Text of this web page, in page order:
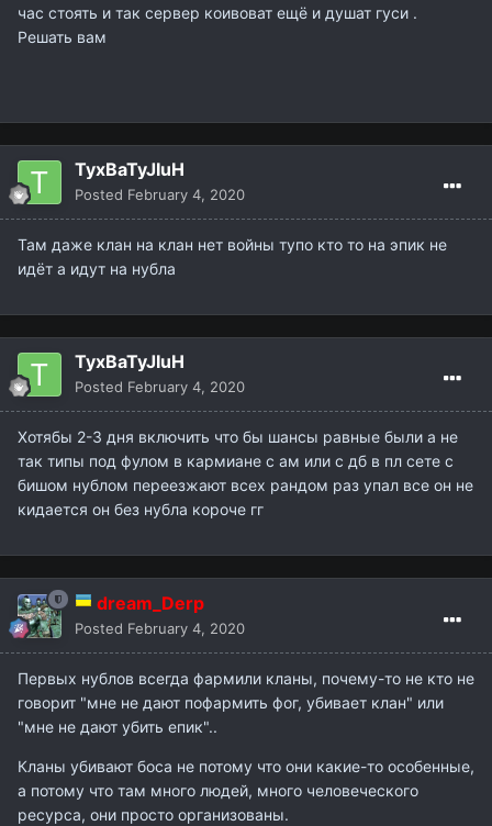
час стоять и так сервер коивоват ещё и душат гуси .
Решать вам
TyxBaTyJIuH
Posted February 4, 2020
Там даже клан на клан нет войны тупо кто то на эпик не
идёт а идут на нубла
TyxBaTyJIuH
Posted February 4, 2020
Хотябы 2-3 дня включить что бы шансы равные были а не
так типы под фулом в кармиане с ам или с дб в пл сете с
бишом нублом переезжают всех рандом раз упал все он не
кидается он без нубла короче гг
dream_Derp
Posted February 4, 2020
Первых нублов всегда фармили кланы, почему-то не кто не
говорит "мне не дают пофармить фог, убивает клан" или
"мне не дают убить епик"..
Кланы убивают боса не потому что они какие-то особенные,
а потому что там много людей, много человеческого
ресурса, они просто организованы.